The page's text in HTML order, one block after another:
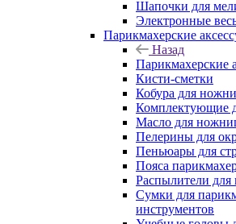
Шапочки для
Электронные
Парикмахерские
Назад
Парикмахерские
Кисти-сметки
Кобура для
Комплектующие
Масло для
Пелерины для
Пеньюары для
Пояса
Распылители для
Сумки для
инструментов